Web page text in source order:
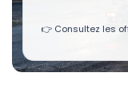
👉 Consultez les